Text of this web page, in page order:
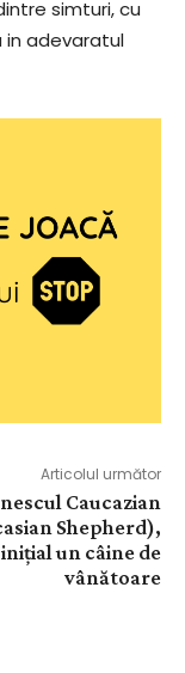
simturi, cu
in adevaratul
Articolul următor
Caucazian
Shepherd),
inițial un câine de
vânătoare